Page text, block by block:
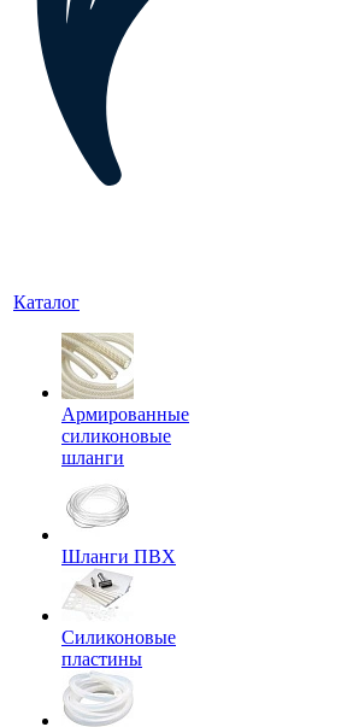
Каталог
Армированные
силиконовые
шланги
Шланги ПВХ
Силиконовые
пластины